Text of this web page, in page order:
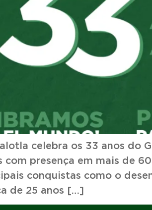
celebra os 33 anos do
presença em mais de
conquistas como o
de 25 anos […]